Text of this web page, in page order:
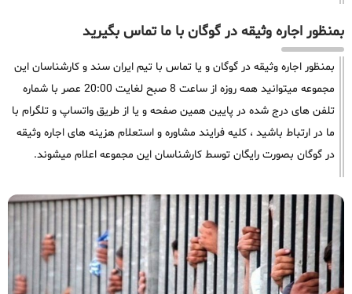
بمنظور اجاره وثیقه در گوگان با ما تماس بگیرید
بمنظور اجاره وثیقه در گوگان و یا تماس با تیم ایران سند و کارشناسان این
مجموعه میتوانید همه روزه از ساعت 8 صبح لغایت 20:00 عصر با شماره
تلفن های درج شده در پایین همین صفحه و یا از طریق واتساپ و تلگرام با
ما در ارتباط باشید ، کلیه فرایند مشاوره و استعلام هزینه های اجاره وثیقه
در گوگان بصورت رایگان توسط کارشناسان این مجموعه اعلام میشوند.